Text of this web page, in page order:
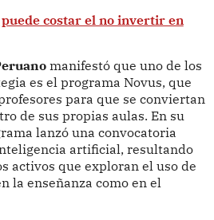
puede costar el no invertir en
manifestó que uno de los
es el programa Novus, que
para que se conviertan
de sus propias aulas. En su
lanzó una convocatoria
artificial, resultando
activos que exploran el uso de
la enseñanza como en el